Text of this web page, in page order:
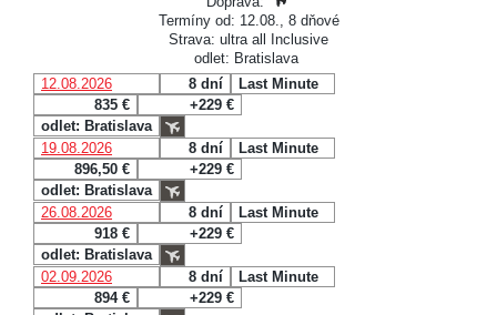
Termíny od: 12.08., 8 dňové
Strava: ultra all Inclusive
odlet: Bratislava
12.08.2026
8 dní
Last Minute
835 €
+229 €
odlet: Bratislava
19.08.2026
8 dní
Last Minute
896,50 €
+229 €
odlet: Bratislava
26.08.2026
8 dní
Last Minute
918 €
+229 €
odlet: Bratislava
02.09.2026
8 dní
Last Minute
894 €
+229 €